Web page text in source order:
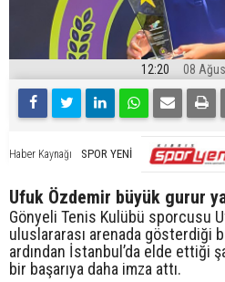
12:20 08
Haber Kaynağı SPOR YENİ
Ufuk Özdemir büyük gurur
Gönyeli Tenis Kulübü sporcusu
uluslararası arenada gösterdiği
ardından İstanbul’da elde ettiği
bir başarıya daha imza attı.